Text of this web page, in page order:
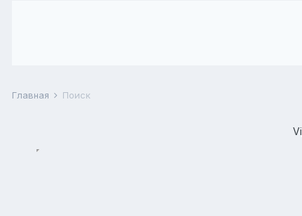
Главная Поиск